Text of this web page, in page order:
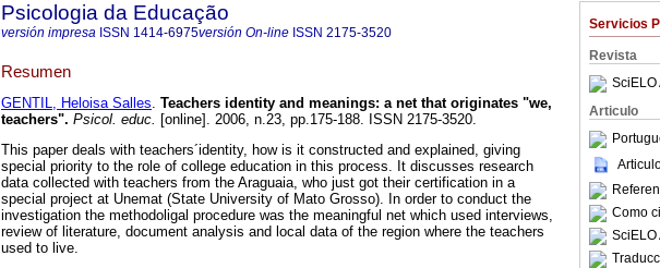
Servicios
Revista
SciELO
Articulo
Como
SciELO
Psicologia da Educação
versión impresa ISSN 1414-6975versión On-line ISSN 2175-3520
Resumen
GENTIL, Heloisa Salles. Teachers identity and meanings: a net that originates "we,
teachers". Psicol. educ. [online]. 2006, n.23, pp.175-188. ISSN 2175-3520.
This paper deals with teachers´identity, how is it constructed and explained, giving
special priority to the role of college education in this process. It discusses research
data collected with teachers from the Araguaia, who just got their certification in a
special project at Unemat (State University of Mato Grosso). In order to conduct the
investigation the methodoligal procedure was the meaningful net which used interviews,
review of literature, document analysis and local data of the region where the teachers
used to live.